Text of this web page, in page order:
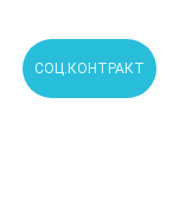
СОЦ.КОНТРАКТ